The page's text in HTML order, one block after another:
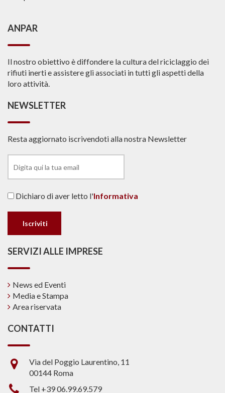
ANPAR
Il nostro obiettivo è diffondere la cultura del riciclaggio dei
rifiuti inerti e assistere gli associati in tutti gli aspetti della
loro attività.
NEWSLETTER
Resta aggiornato iscrivendoti alla nostra Newsletter
Dichiaro di aver letto l'Informativa
SERVIZI ALLE IMPRESE
News ed Eventi
Media e Stampa
Area riservata
CONTATTI
Via del Poggio Laurentino, 11
00144 Roma
Tel +39 06.99.69.579